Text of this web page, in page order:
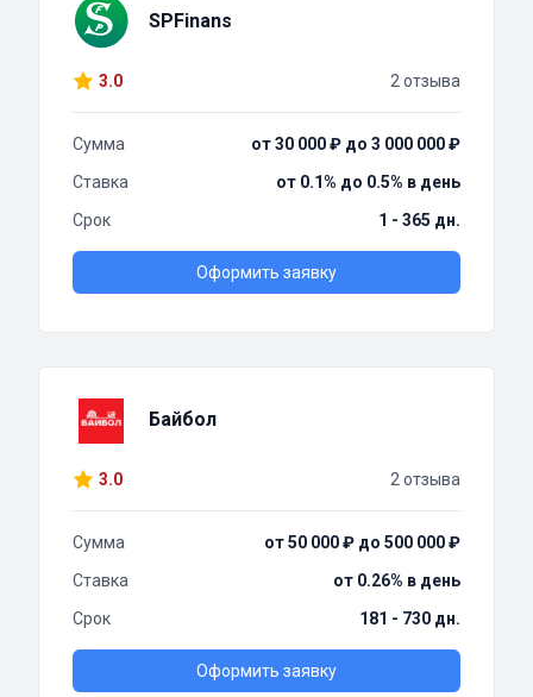
SPFinans
3.0 2 отзыва
Сумма
от 30 000 ₽ до 3 000 000 ₽
Ставка
от 0.1% до 0.5% в день
Срок
1 - 365 дн.
Оформить заявку
Байбол
3.0 2 отзыва
Сумма
от 50 000 ₽ до 500 000 ₽
Ставка
от 0.26% в день
Срок
181 - 730 дн.
Оформить заявку